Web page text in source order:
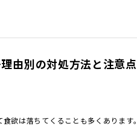
由別の対処方法と注意点
食欲は落ちてくることも多くありま